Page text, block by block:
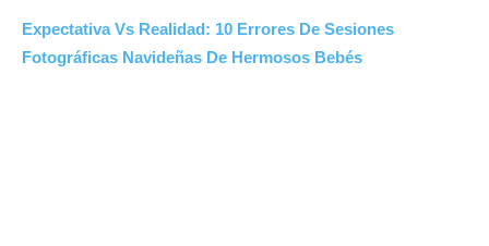
Expectativa Vs Realidad: 10 Errores De Sesiones
Fotográficas Navideñas De Hermosos Bebés